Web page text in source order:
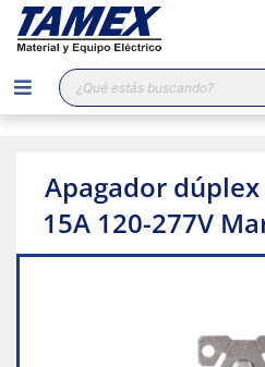
Búsqueda
de
productos
Apagador
15A 120-277V